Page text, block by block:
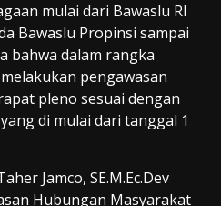
mulai dari Bawaslu RI
Bawaslu Propinsi sampai
bahwa dalam rangka
pengawasan
pleno sesuai dengan
di mulai dari tanggal 1
Jamco, SE.M.Ec.Dev
Hubungan Masyarakat